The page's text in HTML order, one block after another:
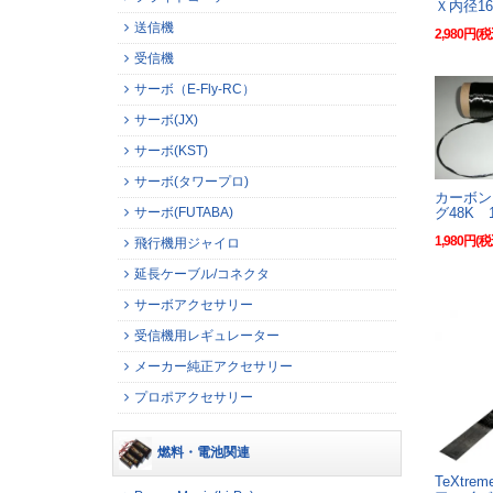
Ｘ内径
2,980円(
カーボ
グ48K
1,980円(
送信機
受信機
サーボ（E-Fly-RC）
サーボ(JX)
サーボ(KST)
サーボ(タワープロ)
サーボ(FUTABA)
飛行機用ジャイロ
延長ケーブル/コネクタ
サーボアクセサリー
受信機用レギュレーター
メーカー純正アクセサリー
プロポアクセサリー
燃料・電池関連